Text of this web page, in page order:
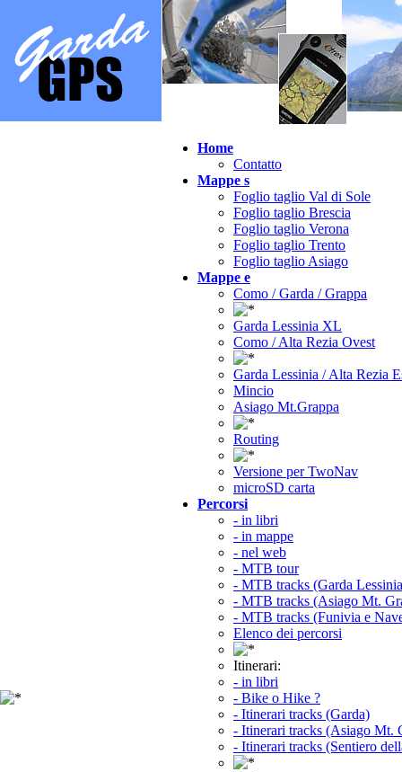
Home
Contatto
Mappe s
Foglio taglio Val di Sole
Foglio taglio Brescia
Foglio taglio Verona
Foglio taglio Trento
Foglio taglio Asiago
Mappe e
Como / Garda / Grappa
Garda Lessinia XL
Como / Alta Rezia Ovest
Garda Lessinia / Alta Rezia
Mincio
Asiago Mt.Grappa
Routing
Versione per TwoNav
microSD carta
Percorsi
- in libri
- in mappe
- nel web
- MTB tour
- MTB tracks (Garda
- MTB tracks (Asiago Mt.
- MTB tracks (Funivia e
Elenco dei percorsi
Itinerari:
- in libri
- Bike o Hike ?
- Itinerari tracks (Garda)
- Itinerari tracks (Asiago Mt.
- Itinerari tracks (Sentiero